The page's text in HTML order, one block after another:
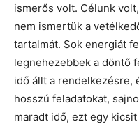
ismerős volt. Célunk
nem ismertük a
tartalmát. Sok energiát
legnehezebbek a döntő
idő állt a rendelkezésre,
hosszú feladatokat,
maradt idő, ezt egy